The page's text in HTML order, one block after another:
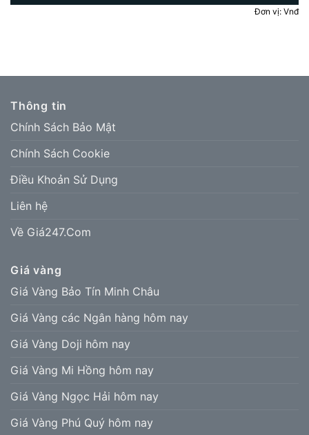
Đơn vị: Vnđ
Thông tin
Chính Sách Bảo Mật
Chính Sách Cookie
Điều Khoản Sử Dụng
Liên hệ
Về Giá247.Com
Giá vàng
Giá Vàng Bảo Tín Minh Châu
Giá Vàng các Ngân hàng hôm nay
Giá Vàng Doji hôm nay
Giá Vàng Mi Hồng hôm nay
Giá Vàng Ngọc Hải hôm nay
Giá Vàng Phú Quý hôm nay